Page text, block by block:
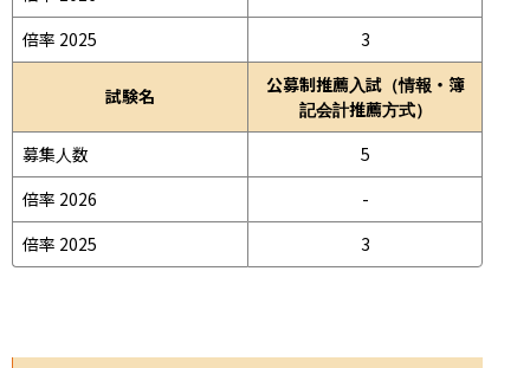
倍率 2025
3
試験名
公募制推薦入試（情報・簿
記会計推薦方式）
募集人数
5
倍率 2026
-
倍率 2025
3